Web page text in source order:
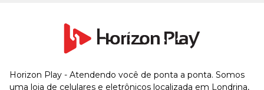
Horizon Play - Atendendo você de ponta a ponta. Somos
uma loja de celulares e eletrônicos localizada em Londrina,